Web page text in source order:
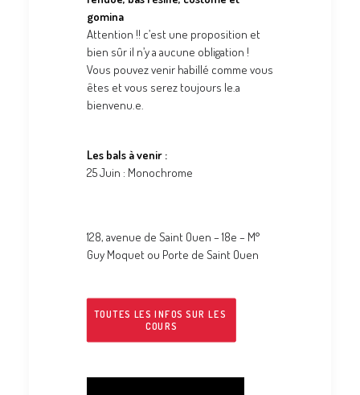
gomina
Attention !! c’est une proposition et
bien sûr il n’y a aucune obligation !
Vous pouvez venir habillé comme vous
êtes et vous serez toujours le.a
bienvenu.e.
Les bals à venir :
25 Juin : Monochrome
128, avenue de Saint Ouen – 18e – M°
Guy Moquet ou Porte de Saint Ouen
TOUTES LES INFOS SUR LES
COURS